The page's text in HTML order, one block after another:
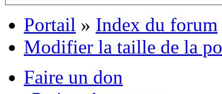
Portail » Index du forum
Modifier la taille de la
Faire un don